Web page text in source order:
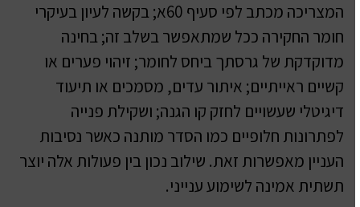
המצריכה מכתב לפי סעיף 60א; בקשה לעיון בעיקרי
חומר החקירה ככל שמתאפשר בשלב זה; בחינה
מדוקדקת של גרסתך ביחס לחומר; זיהוי פערים או
קשיים ראייתיים; איתור עדים, מסמכים או תיעוד
דיגיטלי שעשויים לחזק קו הגנה; ושקילת פנייה
לפתרונות חלופיים כמו הסדר מותנה כאשר נסיבות
העניין מאפשרות זאת. שילוב נכון בין פעולות אלה יוצר
תשתית אמינה לשימוע ענייני.